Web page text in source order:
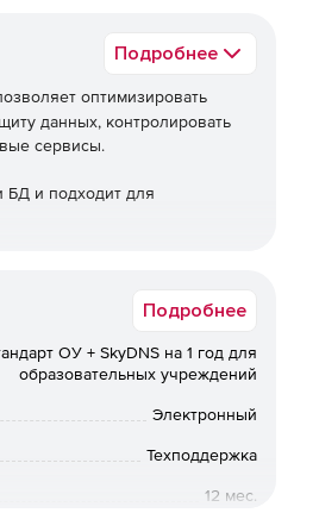
Подробнее
оптимизировать
данных, контролировать
сервисы.
БД и подходит для
Подробнее
ОУ + SkyDNS на 1 год для
образовательных учреждений
Электронный
Техподдержка
12 мес.